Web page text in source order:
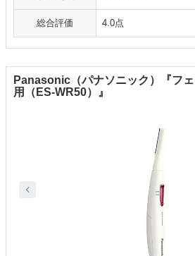
総合評価 4.0点
Panasonic（パナソニック）『フ
用（ES-WR50）』